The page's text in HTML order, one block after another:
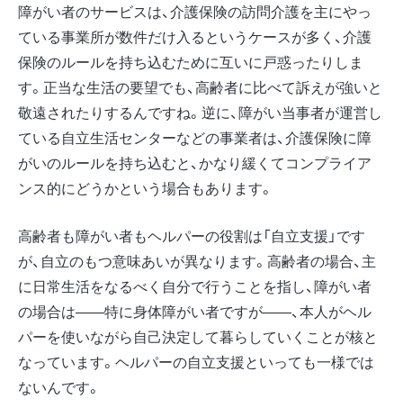
障がい者のサービスは、介護保険の訪問介護を主にやっ
ている事業所が数件だけ入るというケースが多く、介護
保険のルールを持ち込むために互いに戸惑ったりしま
す。正当な生活の要望でも、高齢者に比べて訴えが強いと
敬遠されたりするんですね。逆に、障がい当事者が運営し
ている自立生活センターなどの事業者は、介護保険に障
がいのルールを持ち込むと、かなり緩くてコンプライア
ンス的にどうかという場合もあります。
高齢者も障がい者もヘルパーの役割は「自立支援」です
が、自立のもつ意味あいが異なります。高齢者の場合、主
に日常生活をなるべく自分で行うことを指し、障がい者
の場合は――特に身体障がい者ですが――、本人がヘル
パーを使いながら自己決定して暮らしていくことが核と
なっています。ヘルパーの自立支援といっても一様では
ないんです。